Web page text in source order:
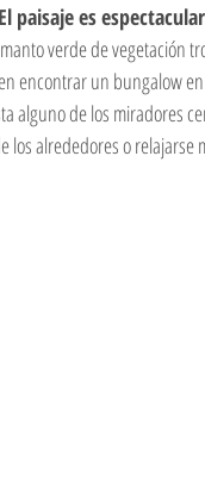
El paisaje es
verde de vegetación
encontrar un bungalow
alguno de los miradores
alrededores o